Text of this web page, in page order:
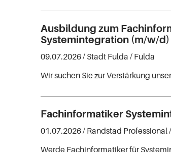
Ausbildung zum
Systemintegration (m/w/d)
09.07.2026 / Stadt Fulda / Fulda
Wir suchen Sie zur Verstärkung
Fachinformatiker
01.07.2026 / Randstad Professional
Werde Fachinformatiker für